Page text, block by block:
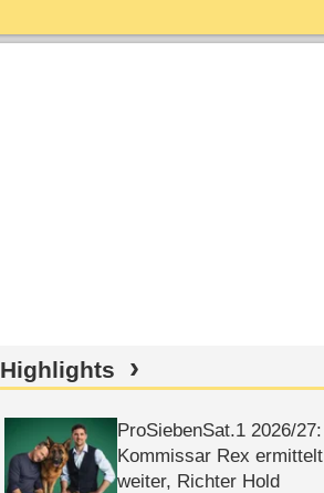
Highlights
ProSiebenSat.1 2026/​27:
Kommissar Rex ermittelt
weiter, Richter Hold